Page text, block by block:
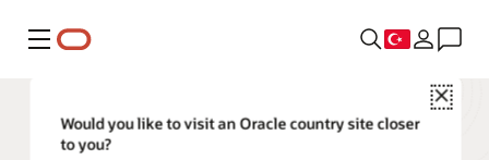
Menü
Close
Would you like to visit an Oracle country site closer
to you?